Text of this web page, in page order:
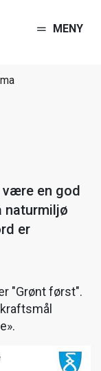
MENY
være en god
naturmiljø
er
"Grønt først".